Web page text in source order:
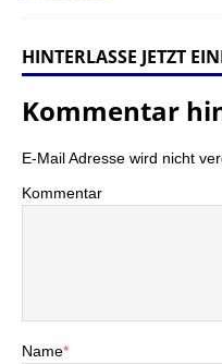
HINTERLASSE JETZT
Kommentar
E-Mail Adresse wird nicht
Kommentar
Name*